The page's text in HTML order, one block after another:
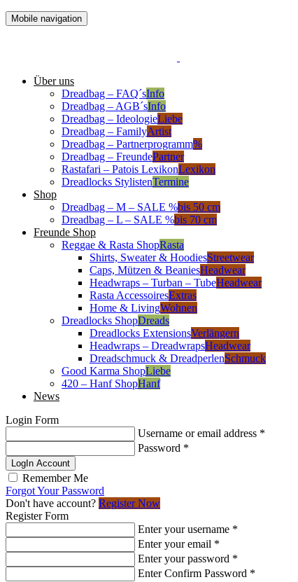
Mobile navigation
Über uns
Dreadbag – FAQ´sInfo
Dreadbag – AGB´sInfo
Dreadbag – IdeologieLiebe
Dreadbag – FamilyArtist
Dreadbag – Partnerprogramm%
Dreadbag – FreundePartner
Rastafari – Patois LexikonLexikon
Dreadlocks StylistenTermine
Shop
Dreadbag – M – SALE %bis 50 cm
Dreadbag – L – SALE %bis 70 cm
Freunde Shop
Reggae & Rasta ShopRasta
Shirts, Sweater & HoodiesStreetwear
Caps, Mützen & BeaniesHeadwear
Headwraps – Turban – TubeHeadwear
Rasta AccessoiresExtras
Home & LivingWohnen
Dreadlocks ShopDreads
Dreadlocks ExtensionsVerlängern
Headwraps – DreadwrapsHeadwear
Dreadschmuck & DreadperlenSchmuck
Good Karma ShopLiebe
420 – Hanf ShopHanf
News
Login Form
Username or email address *
Password *
LogIn Account
Remember Me
Forgot Your Password
Don't have account? Register Now
Register Form
Enter your username *
Enter your email *
Enter your password *
Enter Confirm Password *